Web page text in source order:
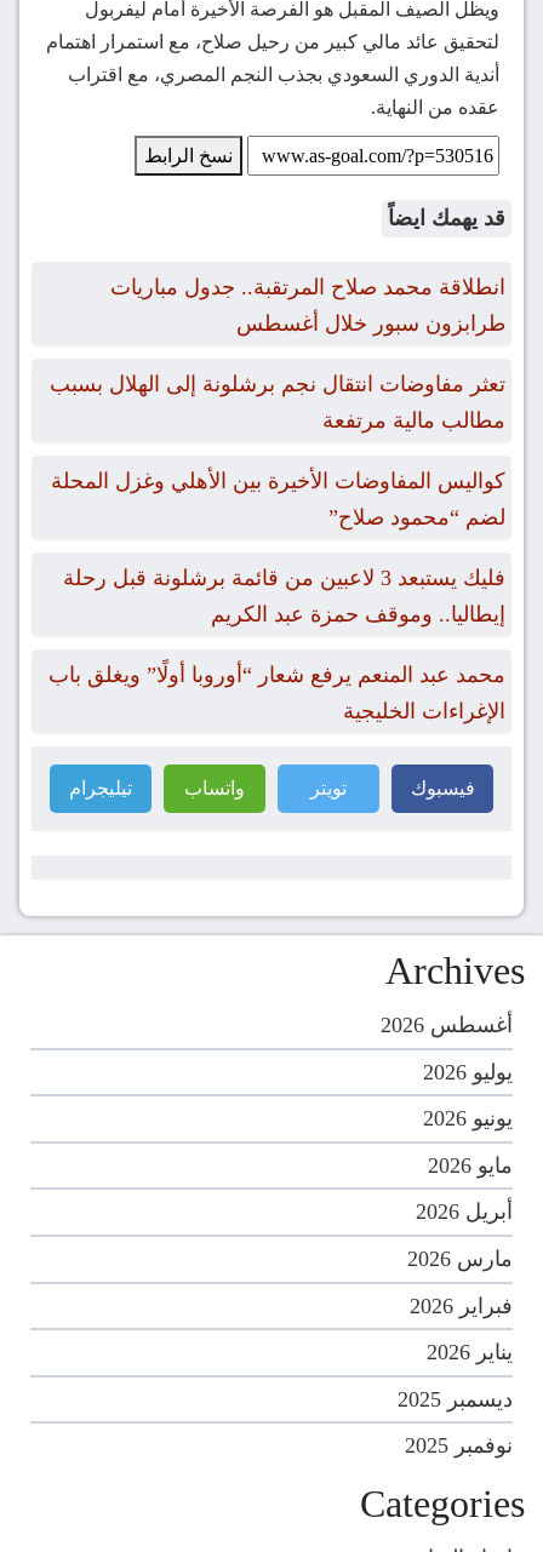
ويظل الصيف المقبل هو الفرصة الأخيرة أمام ليفربول
لتحقيق عائد مالي كبير من رحيل صلاح، مع استمرار اهتمام
أندية الدوري السعودي بجذب النجم المصري، مع اقتراب
عقده من النهاية.
نسخ الرابط
قد يهمك ايضاً
انطلاقة محمد صلاح المرتقبة.. جدول مباريات
طرابزون سبور خلال أغسطس
تعثر مفاوضات انتقال نجم برشلونة إلى الهلال بسبب
مطالب مالية مرتفعة
كواليس المفاوضات الأخيرة بين الأهلي وغزل المحلة
لضم “محمود صلاح”
فليك يستبعد 3 لاعبين من قائمة برشلونة قبل رحلة
إيطاليا.. وموقف حمزة عبد الكريم
محمد عبد المنعم يرفع شعار “أوروبا أولًا” ويغلق باب
الإغراءات الخليجية
فيسبوك تويتر واتساب تيليجرام
Archives
أغسطس 2026
يوليو 2026
يونيو 2026
مايو 2026
أبريل 2026
مارس 2026
فبراير 2026
يناير 2026
ديسمبر 2025
نوفمبر 2025
Categories